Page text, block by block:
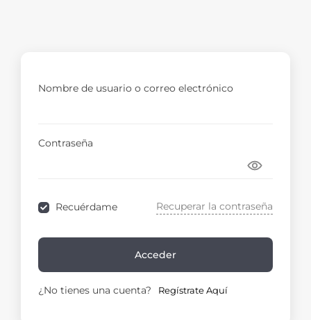
Nombre de usuario o correo electrónico
Contraseña
Recuérdame Recuperar la contraseña
Acceder
¿No tienes una cuenta? Regístrate Aquí